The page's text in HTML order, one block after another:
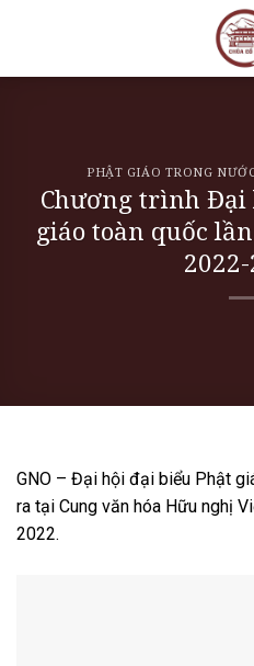
PHẬT GIÁO TRONG
Chương trình Đại
giáo toàn quốc
GNO – Đại hội đại biểu Phật
ra tại Cung văn hóa Hữu nghị
2022.